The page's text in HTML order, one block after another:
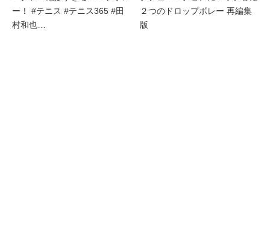
ー！ #テニス #テニス365 #田
村和也…
２つのドロップボレー 再編集
版